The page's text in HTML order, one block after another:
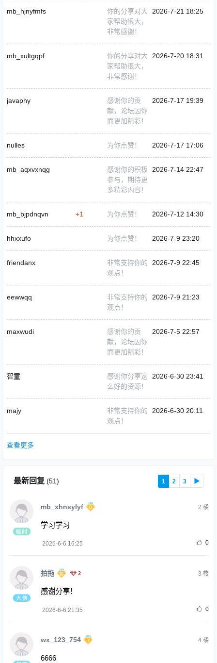
mb_hjnyfmfs
你的分享对大
家帮助很大，
非常感谢！
2026-7-21 18:25
mb_xultgqpf
你的分享对大
家帮助很大，
非常感谢！
2026-7-20 18:31
javaphy
感谢你的贡
献，论坛因你
而更加精彩！
2026-7-17 19:39
nulles 为你点赞！ 2026-7-17 17:06
mb_aqxvxnqg
感谢你的积极
参与，期待更
多精彩内容！
2026-7-14 22:47
mb_bjpdnqvn +1 为你点赞！ 2026-7-12 14:30
hhxxufo 为你点赞！ 2026-7-9 23:20
friendanx
非常支持你的
观点！
2026-7-9 22:45
eewwqq
非常支持你的
观点！
2026-7-9 21:23
maxwudi
感谢你的贡
献，论坛因你
而更加精彩！
2026-7-5 22:57
智童
感谢你分享这
么好的资源！
2026-6-30 23:41
majy
非常支持你的
观点！
2026-6-30 20:11
查看更多
最新回复 (51) 1 2 3 ▶
mb_xhnsylyf 2 楼
学习学习
2026-6-6 16:25 0
拍拖 2 3 楼
感谢分享！
2026-6-6 21:35 0
wx_123_754 4楼
6666